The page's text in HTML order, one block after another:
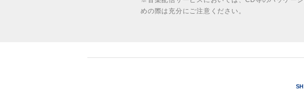
めの際は充分にご注意ください。